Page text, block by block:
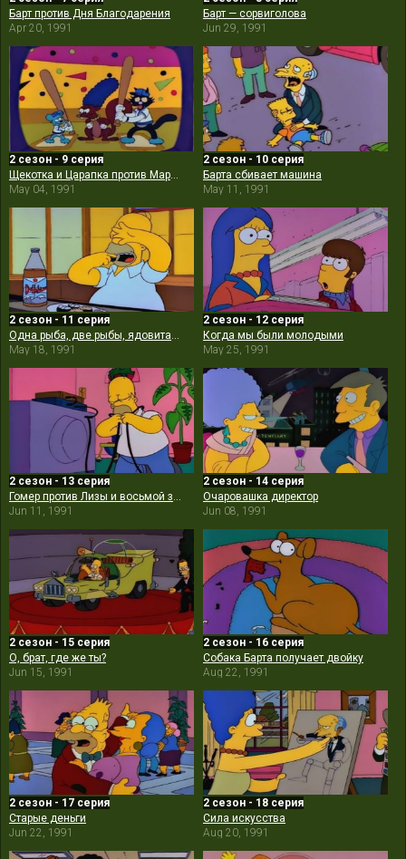
Барт против Дня Благодарения
Apr 20, 1991
Барт — сорвиголова
Jun 29, 1991
2 сезон - 9 серия
Щекотка и Царапка против Мардж
May 04, 1991
2 сезон - 10 серия
Барта сбивает машина
May 11, 1991
2 сезон - 11 серия
Одна рыба, две рыбы, ядовитая рыба, голубая рыба
May 18, 1991
2 сезон - 12 серия
Когда мы были молодыми
May 25, 1991
2 сезон - 13 серия
Гомер против Лизы и восьмой заповеди
Jun 11, 1991
2 сезон - 14 серия
Очаровашка директор
Jun 08, 1991
2 сезон - 15 серия
О, брат, где же ты?
Jun 15, 1991
2 сезон - 16 серия
Собака Барта получает двойку
Aug 22, 1991
2 сезон - 17 серия
Старые деньги
Jun 22, 1991
2 сезон - 18 серия
Сила искусства
Aug 20, 1991